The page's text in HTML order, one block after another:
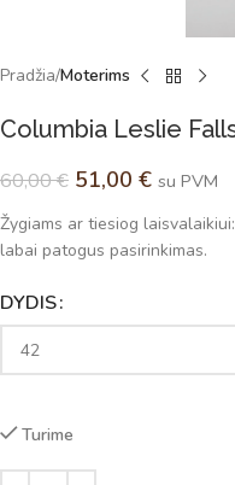
Pradžia Moterims
Columbia Leslie
60,00€ 51,00 € su PVM
Žygiams ar tiesiog
labai patogus pasirinkimas.
DYDIS
Turime
Alternative: